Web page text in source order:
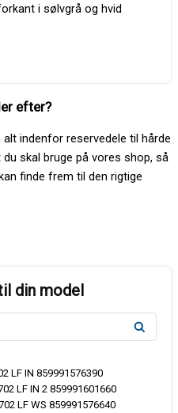
i sølvgrå og hvid
efter?
indenfor reservedele til hårde
skal bruge på vores shop, så
finde frem til den rigtige
LF IN 859991576390
LF IN 2 859991601660
LF WS 859991576640